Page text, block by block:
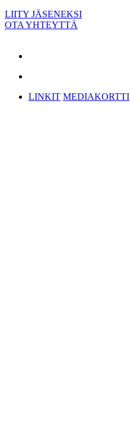
LIITY JÄSENEKSI
OTA YHTEYTTÄ
LINKIT MEDIAKORTTI